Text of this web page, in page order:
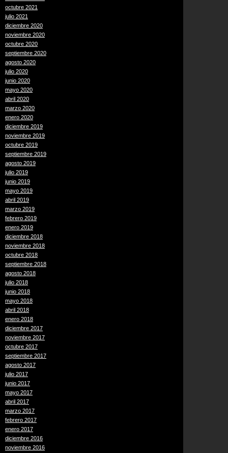
octubre 2021
julio 2021
diciembre 2020
noviembre 2020
octubre 2020
septiembre 2020
agosto 2020
julio 2020
junio 2020
mayo 2020
abril 2020
marzo 2020
enero 2020
diciembre 2019
noviembre 2019
octubre 2019
septiembre 2019
agosto 2019
julio 2019
junio 2019
mayo 2019
abril 2019
marzo 2019
febrero 2019
enero 2019
diciembre 2018
noviembre 2018
octubre 2018
septiembre 2018
agosto 2018
julio 2018
junio 2018
mayo 2018
abril 2018
enero 2018
diciembre 2017
noviembre 2017
octubre 2017
septiembre 2017
agosto 2017
julio 2017
junio 2017
mayo 2017
abril 2017
marzo 2017
febrero 2017
enero 2017
diciembre 2016
noviembre 2016